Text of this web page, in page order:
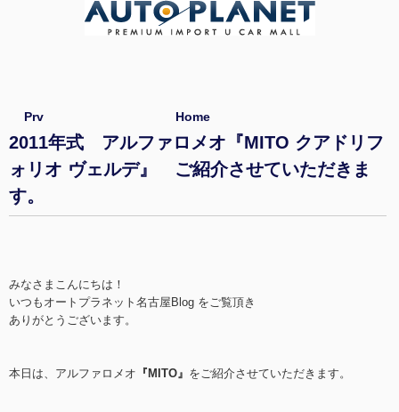
Prv Home
2011年式 アルファロメオ『MITO クアドリフ
ォリオ ヴェルデ』 ご紹介させていただきま
す。
みなさまこんにちは！
いつもオートプラネット名古屋Blog をご覧頂き
ありがとうございます。
本日は、アルファロメオ 『MITO』 をご紹介させていただきます。